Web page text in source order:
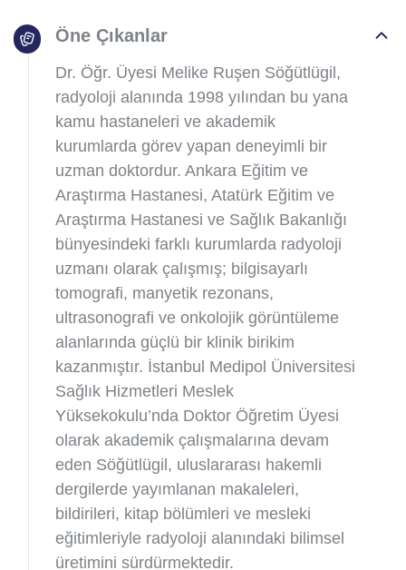
Öne Çıkanlar
Dr. Öğr. Üyesi Melike Ruşen Söğütlügil,
radyoloji alanında 1998 yılından bu yana
kamu hastaneleri ve akademik
kurumlarda görev yapan deneyimli bir
uzman doktordur. Ankara Eğitim ve
Araştırma Hastanesi, Atatürk Eğitim ve
Araştırma Hastanesi ve Sağlık Bakanlığı
bünyesindeki farklı kurumlarda radyoloji
uzmanı olarak çalışmış; bilgisayarlı
tomografi, manyetik rezonans,
ultrasonografi ve onkolojik görüntüleme
alanlarında güçlü bir klinik birikim
kazanmıştır. İstanbul Medipol Üniversitesi
Sağlık Hizmetleri Meslek
Yüksekokulu’nda Doktor Öğretim Üyesi
olarak akademik çalışmalarına devam
eden Söğütlügil, uluslararası hakemli
dergilerde yayımlanan makaleleri,
bildirileri, kitap bölümleri ve mesleki
eğitimleriyle radyoloji alanındaki bilimsel
üretimini sürdürmektedir.